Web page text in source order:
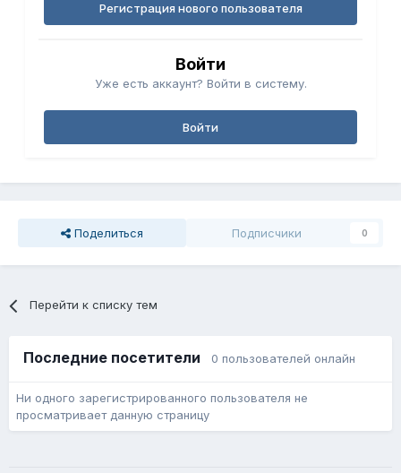
Регистрация нового пользователя
Войти
Уже есть аккаунт? Войти в систему.
Войти
Поделиться Подписчики 0
Перейти к списку тем
Последние посетители 0 пользователей онлайн
Ни одного зарегистрированного пользователя не
просматривает данную страницу